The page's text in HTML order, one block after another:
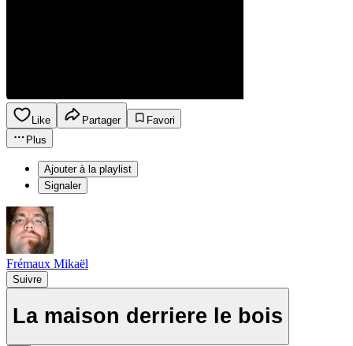
Like Partager
Favori
Plus
Ajouter à la playlist
Signaler
Frémaux Mikaël
Suivre
La maison derriere le bois